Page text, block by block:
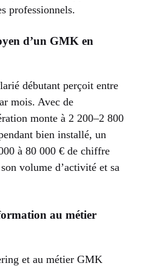
professionnels.
d’un GMK en
débutant perçoit entre
mois. Avec de
monte à 2 200–2 800
bien installé, un
à 80 000 € de chiffre
volume d’activité et sa
au métier
et au métier GMK